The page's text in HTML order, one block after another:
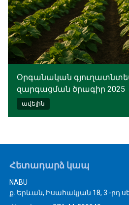
Օրգանական
զարգացման ծրագիր 2025
ավելին
Հետադարձ կապ
NABU
ք. Երևան, Իսահակյան 18, 3 -րդ